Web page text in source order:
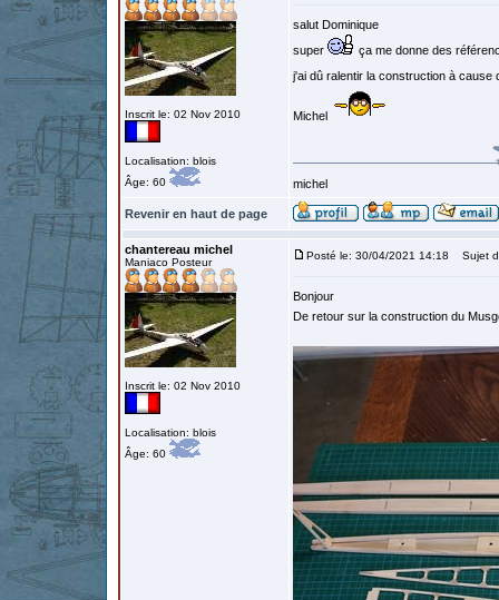
Inscrit le: 02 Nov 2010
Localisation: blois
Âge: 60
salut Dominique
super
ça me donne des
j'ai dû ralentir la construction à cause
Michel
michel
Revenir en haut de page
chantereau michel
Maniaco Posteur
Inscrit le: 02 Nov 2010
Localisation: blois
Âge: 60
Posté le: 30/04/2021 14:18 Sujet
Bonjour
De retour sur la construction du